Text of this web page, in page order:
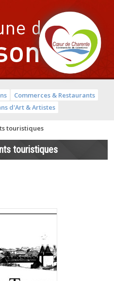
Commerces & Restaurants
d'Art & Artistes
touristiques
touristiques